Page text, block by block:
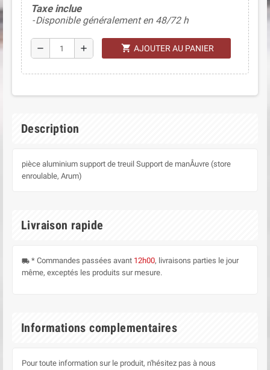
Taxe inclue
Disponible généralement en 48/72 h
remove add shopping_cart AJOUTER AU PANIER
Description
pièce aluminium support de treuil Support de manÅuvre (store
enroulable, Arum)
Livraison rapide
local_shipping * Commandes passées avant 12h00, livraisons parties le jour
même, exceptés les produits sur mesure.
Informations complementaires
Pour toute information sur le produit, n'hésitez pas à nous